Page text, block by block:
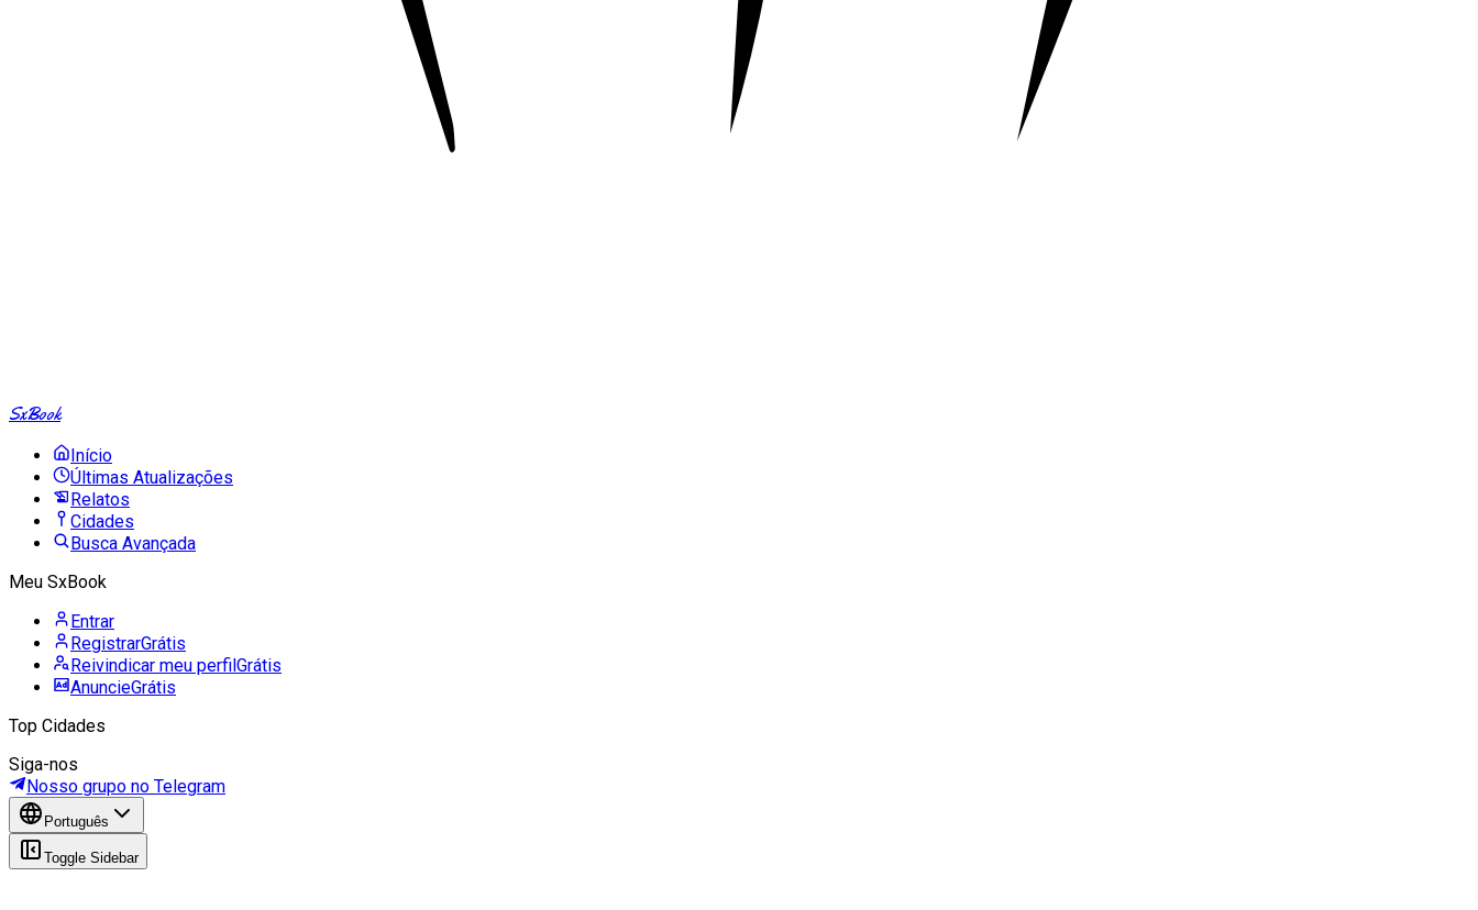
SxBook
Início
Últimas Atualizações
Relatos
Cidades
Busca Avançada
Meu SxBook
Entrar
RegistrarGrátis
Reivindicar meu perfilGrátis
AnuncieGrátis
Top Cidades
Siga-nos
Nosso grupo no Telegram
Português
Toggle Sidebar